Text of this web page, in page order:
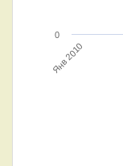
Янв 2010
0